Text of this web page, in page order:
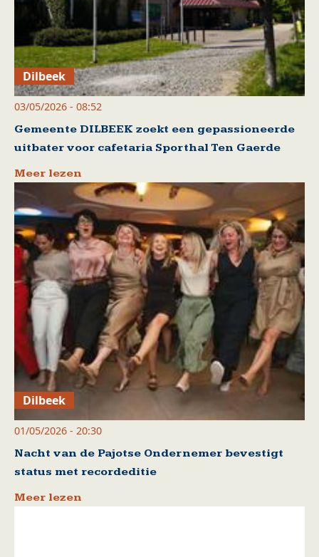
Dilbeek
03/05/2026 - 08:52
Gemeente DILBEEK zoekt een gepassioneerde
uitbater voor cafetaria Sporthal Ten Gaerde
Meer lezen
Dilbeek
01/05/2026 - 20:30
Nacht van de Pajotse Ondernemer bevestigt
status met recordeditie
Meer lezen